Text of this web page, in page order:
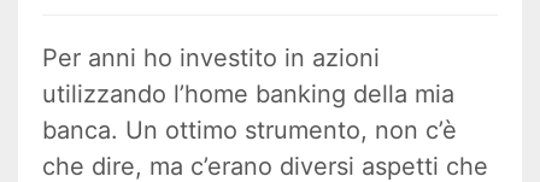
Per anni ho investito in azioni
utilizzando l’home banking della mia
banca. Un ottimo strumento, non c’è
che dire, ma c’erano diversi aspetti che